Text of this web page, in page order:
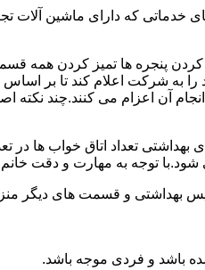
که دارای ماشین آلات
پنجره ها تمیز کردن همه
را به شرکت اعلام کند تا بر
آن اعزام می کنند.چند
تعداد اتاق خواب ها در
توجه به مهارت و دقت
بهداشتی و قسمت های دیگر
باشد و فردی موجه باشد.